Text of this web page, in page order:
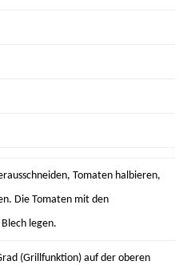
Tomaten halbieren,
Die Tomaten mit den
legen.
(Grillfunktion) auf der oberen